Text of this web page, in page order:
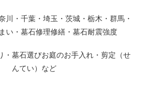
川・千葉・埼玉・茨城・栃木・群馬・
い・墓石修理修繕・墓石耐震強度
・墓石選びお庭のお手入れ・剪定（せ
んてい）など